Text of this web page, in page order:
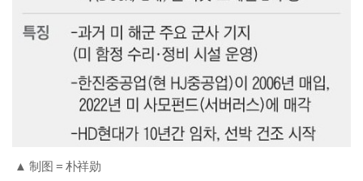
▲ 制图 = 朴祥勋